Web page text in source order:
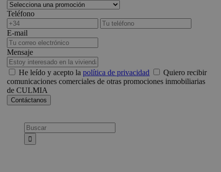
Teléfono
E-mail
Mensaje
He leído y acepto lapolítica de privacidad
Quiero recibir
comunicaciones comerciales de otras promociones inmobiliarias
de CULMIA
Busca: